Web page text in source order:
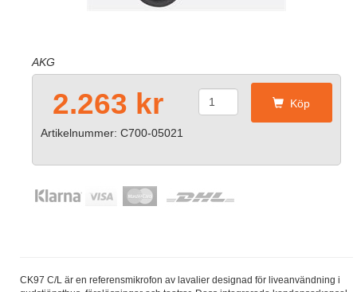
AKG
2.263 kr Köp
Artikelnummer: C700-05021
CK97 C/L är en referensmikrofon av lavalier designad för liveanvändning i